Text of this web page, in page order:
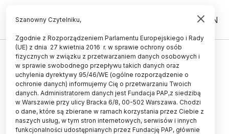
PL EN
UCZELNIE I INSTYTUCJE
Uniwersytet w Białymstoku
zainaugurował nowy rok
akademicki
10.10.2023
aktualizacja: 11.10.2023
3 minuty czytania
Szanowny Czytelniku,
Zgodnie z Rozporządzeniem Parlamentu Europejskiego i Rady
(UE) z dnia 27 kwietnia 2016 r. w sprawie ochrony osób
fizycznych w związku z przetwarzaniem danych osobowych i
w sprawie swobodnego przepływu takich danych oraz
uchylenia dyrektywy 95/46/WE (ogólne rozporządzenie o
ochronie danych) informujemy Cię o przetwarzaniu Twoich
danych. Administratorem danych jest Fundacja PAP,z siedzibą
w Warszawie przy ulicy Bracka 6/8, 00-502 Warszawa. Chodzi
o dane, które są zbierane w ramach korzystania przez Ciebie z
naszych usług, w tym stron internetowych, serwisów i innych
funkcjonalności udostępnianych przez Fundację PAP, głównie